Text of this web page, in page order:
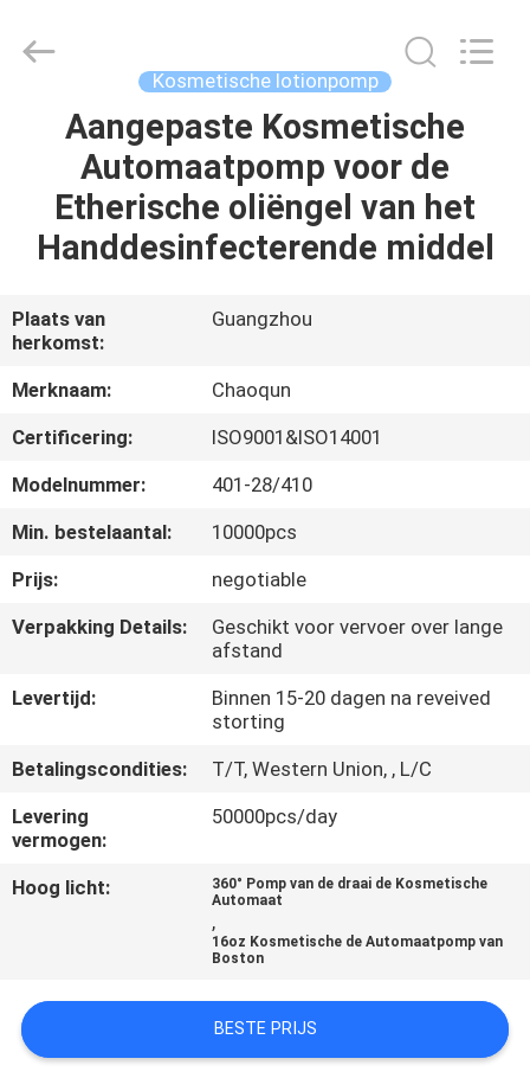
HUIS
PRODUCTEN
ONS
FABRIEKSREIS
KWALITEITSCONTROLE
CONTACTEER
ONS
SITEMAP
PRIVACY
Kosmetische lotionpomp
Aangepaste Kosmetische
Automaatpomp voor de
Etherische oliëngel van het
Handdesinfecterende middel
Plaats van
herkomst:
Guangzhou
Merknaam:
Chaoqun
Certificering:
ISO9001&ISO14001
Modelnummer:
401-28/410
Min. bestelaantal:
10000pcs
Prijs:
negotiable
Verpakking Details:
Geschikt voor vervoer over lange
afstand
Levertijd:
Binnen 15-20 dagen na reveived
storting
Betalingscondities:
T/T, Western Union, , L/C
Levering
vermogen:
50000pcs/day
Hoog licht:
360° Pomp van de draai de Kosmetische
Automaat
,
16oz Kosmetische de Automaatpomp van
Boston
BESTE PRIJS